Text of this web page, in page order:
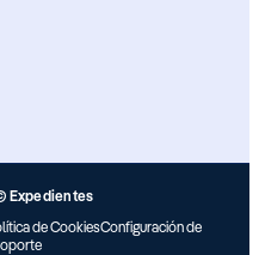
Expedientes
de CookiesConfiguración de